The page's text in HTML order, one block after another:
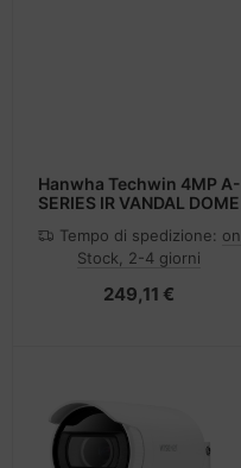
Hanwha Techwin 4MP A-
SERIES IR VANDAL DOME
Tempo di spedizione: on
Stock, 2-4 giorni
249,11 €